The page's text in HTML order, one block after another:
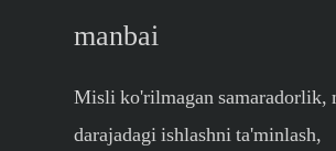
manbai
Misli ko'rilmagan samaradorlik,
darajadagi ishlashni ta'minlash,